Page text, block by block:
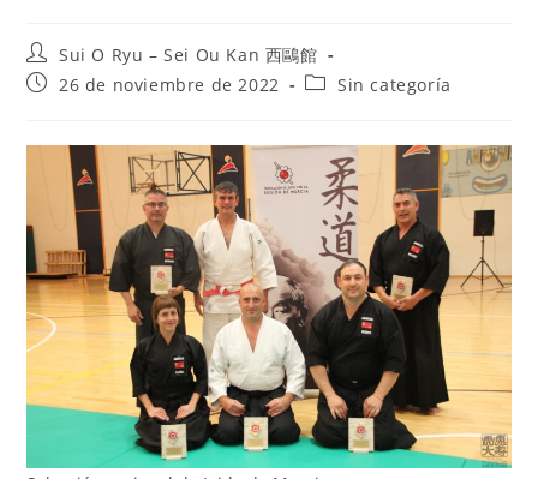
Sui O Ryu – Sei Ou Kan 西鷗館
26 de noviembre de 2022
Sin categoría